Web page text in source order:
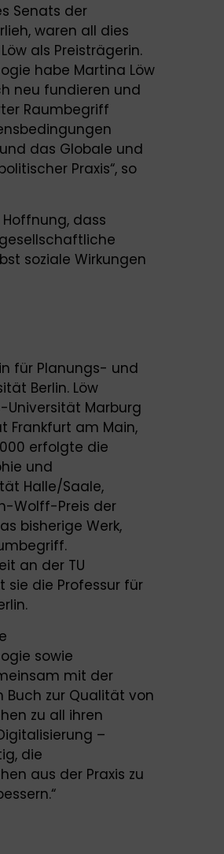
Senats der
waren all dies
als Preisträgerin.
habe Martina Löw
neu fundieren und
Raumbegriff
das Globale und
Praxis“, so
dass
soziale Wirkungen
für Planungs- und
Berlin. Löw
Universität Marburg
Frankfurt am Main,
erfolgte die
und
Halle/Saale,
Wolff-Preis der
bisherige Werk,
an der TU
sie die Professur für
sowie
mit der
Buch zur Qualität von
zu all ihren
–
die
aus der Praxis zu